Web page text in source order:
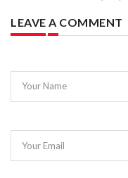
LEAVE A COMMENT
Your Name
Your Email